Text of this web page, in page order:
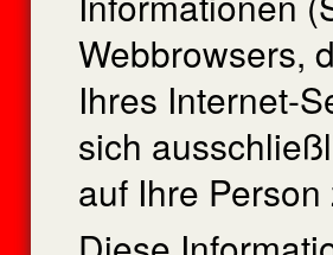
Webbrowsers,
Ihres Internet-
sich
auf Ihre